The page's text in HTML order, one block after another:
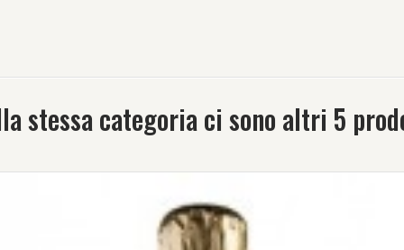
stessa categoria ci sono altri 5